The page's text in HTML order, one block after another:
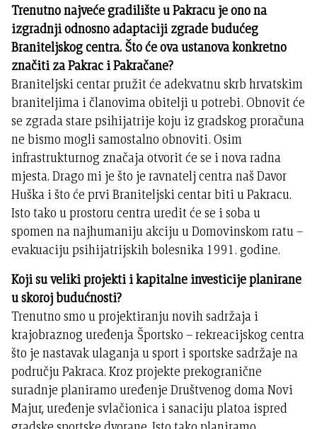
Trenutno najveće gradilište u Pakracu je ono na
izgradnji odnosno adaptaciji zgrade budućeg
Braniteljskog centra. Što će ova ustanova konkretno
značiti za Pakrac i Pakračane?
Braniteljski centar pružit će adekvatnu skrb hrvatskim
braniteljima i članovima obitelji u potrebi. Obnovit će
se zgrada stare psihijatrije koju iz gradskog proračuna
ne bismo mogli samostalno obnoviti. Osim
infrastrukturnog značaja otvorit će se i nova radna
mjesta. Drago mi je što je ravnatelj centra naš Davor
Huška i što će prvi Braniteljski centar biti u Pakracu.
Isto tako u prostoru centra uredit će se i soba u
spomen na najhumaniju akciju u Domovinskom ratu –
evakuaciju psihijatrijskih bolesnika 1991. godine.
Koji su veliki projekti i kapitalne investicije planirane
u skoroj budućnosti?
Trenutno smo u projektiranju novih sadržaja i
krajobraznog uređenja Športsko – rekreacijskog centra
što je nastavak ulaganja u sport i sportske sadržaje na
području Pakraca. Kroz projekte prekogranične
suradnje planiramo uređenje Društvenog doma Novi
Majur, uređenje svlačionica i sanaciju platoa ispred